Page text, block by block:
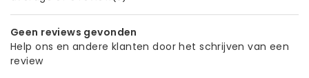
Geen reviews gevonden
Help ons en andere klanten door het schrijven van een
review